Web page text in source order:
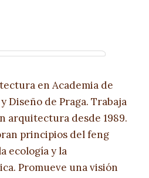
en Academia de
Diseño de Praga. Trabaja
arquitectura desde 1989.
principios del feng
ecología y la
Promueve una visión